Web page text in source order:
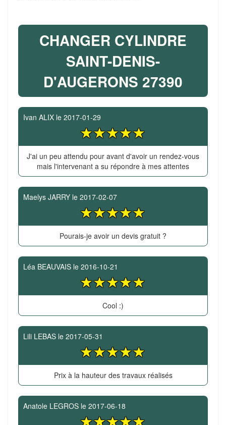
CHANGER CYLINDRE
SAINT-DENIS-
D'AUGERONS 27390
Ivan ALIX le 2017-01-29
J'ai un peu attendu pour avant d'avoir un rendez-vous
mais l'intervenant a su répondre à mes attentes
Maelys JARRY le 2017-02-07
Pourais-je avoir un devis gratuit ?
Léa BEAUVAIS le 2016-10-21
Cool :)
Lili LEBAS le 2017-05-31
Prix à la hauteur des travaux réalisés
Anatole LEGROS le 2017-06-18